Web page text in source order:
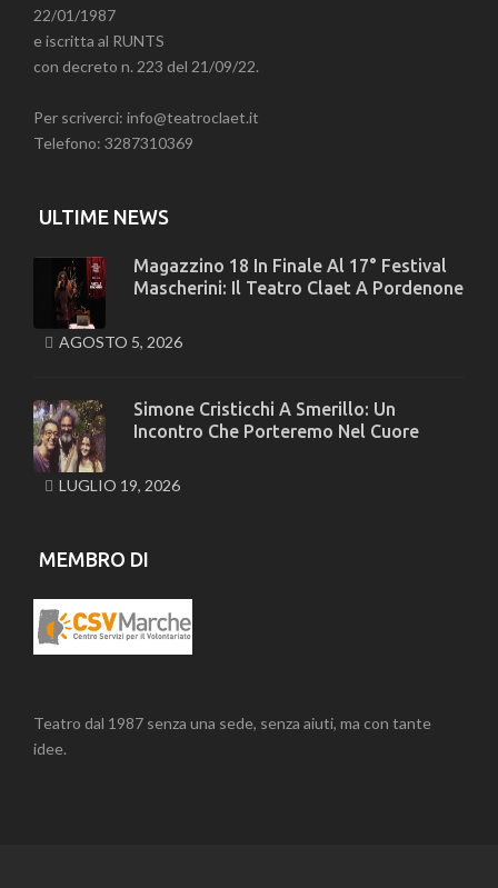
22/01/1987
e iscritta al RUNTS
con decreto n. 223 del 21/09/22.
Per scriverci: info@teatroclaet.it
Telefono: 3287310369
ULTIME NEWS
Magazzino 18 In Finale Al 17° Festival
Mascherini: Il Teatro Claet A Pordenone
AGOSTO 5, 2026
Simone Cristicchi A Smerillo: Un
Incontro Che Porteremo Nel Cuore
LUGLIO 19, 2026
MEMBRO DI
Teatro dal 1987 senza una sede, senza aiuti, ma con tante
idee.